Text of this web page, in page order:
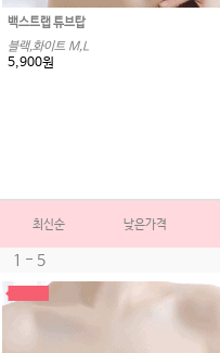
백스트랩 튜브탑
블랙,화이트 M,L
5,900원
최신순 낮은가격
1 - 5